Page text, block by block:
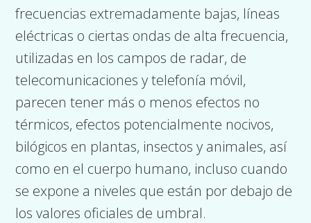
frecuencias extremadamente bajas, líneas
eléctricas o ciertas ondas de alta frecuencia,
utilizadas en los campos de radar, de
telecomunicaciones y telefonía móvil,
parecen tener más o menos efectos no
térmicos, efectos potencialmente nocivos,
bilógicos en plantas, insectos y animales, así
como en el cuerpo humano, incluso cuando
se expone a niveles que están por debajo de
los valores oficiales de umbral.